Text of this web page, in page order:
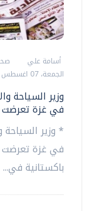
أسامة علي
الجمعة، 07 اغسطس 2026 01:32 ص
في غزة تعرضت
في غزة تعرضت
باكستانية في...